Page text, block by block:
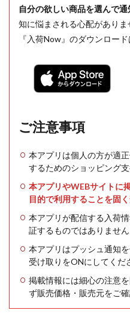
自分の欲しい商品を選んで
知に悩まされる心配がありま
『入荷Now』のダウンロー
ご注意事項
本アプリは個人の方が適
するためのショッピング支
本アプリやWEBサイトに
目的で利用することを固く
本アプリが配信する入荷
証するものではありません
本アプリはプッシュ通知
受け取りをONにしてくだ
掲載情報には細心の注意
ず販売価格・販売元をご確